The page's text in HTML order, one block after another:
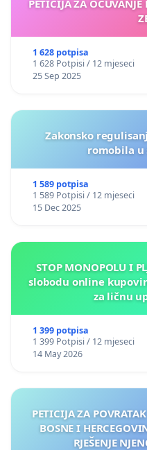
PETICIJA ZA
1 628 potpisa
1 628 Potpisi / 12 mjeseci
25 Sep 2025
Zakonsko
romobila u
1 589 potpisa
1 589 Potpisi / 12 mjeseci
15 Dec 2025
STOP MONOPOLU I
slobodu online
za ličnu
1 399 potpisa
1 399 Potpisi / 12 mjeseci
14 May 2026
PETICIJA ZA
BOSNE I
RJEŠENJE